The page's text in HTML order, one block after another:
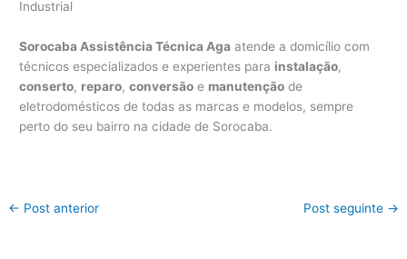
Sorocaba Assistência Técnica Aga atende a domicílio com
técnicos especializados e experientes para instalação,
conserto, reparo,conversão e manutenção de
eletrodomésticos de todas as marcas e modelos, sempre
perto do seu bairro na cidade de Sorocaba.
← Post anterior Post seguinte →